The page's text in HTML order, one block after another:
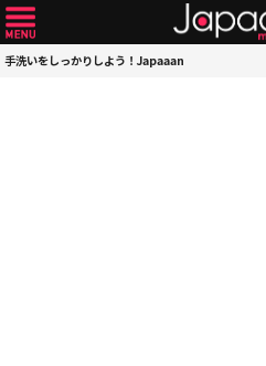
手洗いをしっかりしよう！Japaaan